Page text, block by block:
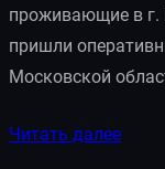
проживающие в г.
пришли
Московской
Читать далее